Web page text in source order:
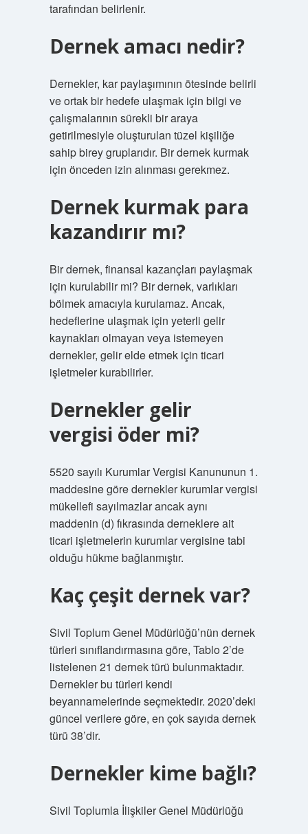
tarafından belirlenir.
Dernek amacı nedir?
Dernekler, kar paylaşımının ötesinde belirli
ve ortak bir hedefe ulaşmak için bilgi ve
çalışmalarının sürekli bir araya
getirilmesiyle oluşturulan tüzel kişiliğe
sahip birey gruplarıdır. Bir dernek kurmak
için önceden izin alınması gerekmez.
Dernek kurmak para
kazandırır mı?
Bir dernek, finansal kazançları paylaşmak
için kurulabilir mi? Bir dernek, varlıkları
bölmek amacıyla kurulamaz. Ancak,
hedeflerine ulaşmak için yeterli gelir
kaynakları olmayan veya istemeyen
dernekler, gelir elde etmek için ticari
işletmeler kurabilirler.
Dernekler gelir
vergisi öder mi?
5520 sayılı Kurumlar Vergisi Kanununun 1.
maddesine göre dernekler kurumlar vergisi
mükellefi sayılmazlar ancak aynı
maddenin (d) fıkrasında derneklere ait
ticari işletmelerin kurumlar vergisine tabi
olduğu hükme bağlanmıştır.
Kaç çeşit dernek var?
Sivil Toplum Genel Müdürlüğü’nün dernek
türleri sınıflandırmasına göre, Tablo 2’de
listelenen 21 dernek türü bulunmaktadır.
Dernekler bu türleri kendi
beyannamelerinde seçmektedir. 2020’deki
güncel verilere göre, en çok sayıda dernek
türü 38’dir.
Dernekler kime bağlı?
Sivil Toplumla İlişkiler Genel Müdürlüğü